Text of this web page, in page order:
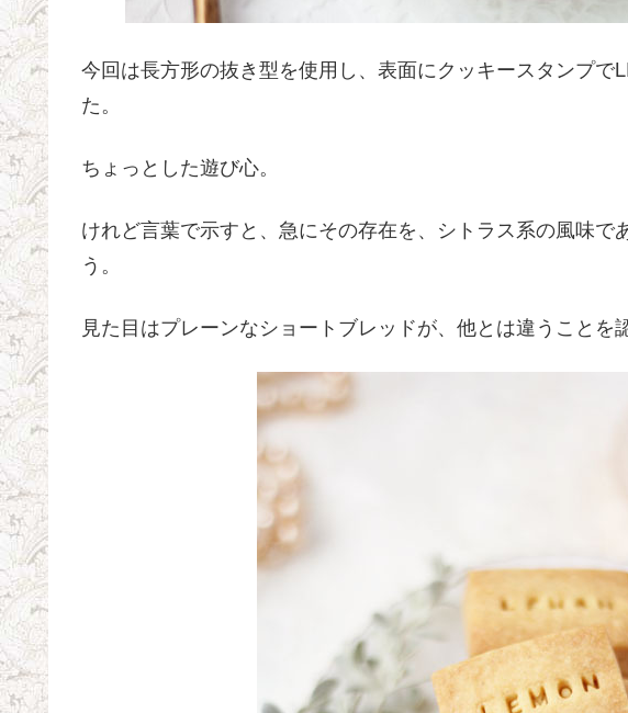
今回は長方形の抜き型を使用し、表面にクッキースタンプで
た。
ちょっとした遊び心。
けれど言葉で示すと、急にその存在を、シトラス系の風味で
う。
見た目はプレーンなショートブレッドが、他とは違うことを